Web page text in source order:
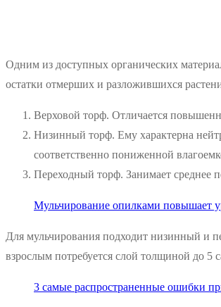
Одним из доступных органических
остатки отмерших и разложившихся
Верховой торф. Отличается
Низинный торф. Ему характерна
соответственно пониженной
Переходный торф. Занимает среднее
Мульчирование опилками повышает
Для мульчирования подходит низинный и
взрослым потребуется слой толщиной до 5
3 самые распространенные ошибки